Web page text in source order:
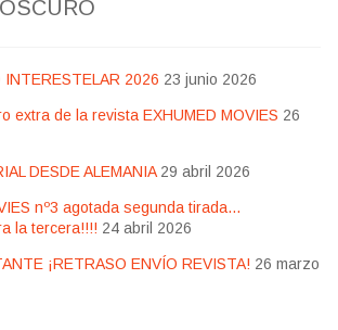
INTERESTELAR 2026 23 junio 2026
extra de la revista EXHUMED MOVIES 26
DESDE ALEMANIA 29 abril 2026
nº3 agotada segunda tirada…
la tercera!!!! 24 abril 2026
¡RETRASO ENVÍO REVISTA! 26 marzo